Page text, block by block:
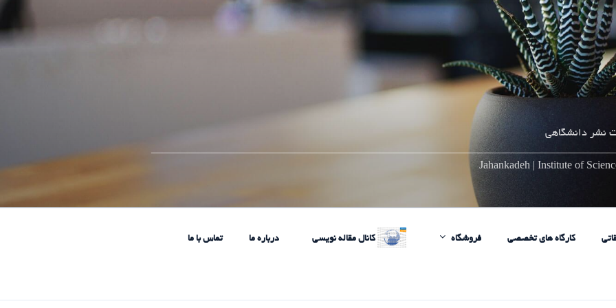
نشر دانشگاهی
Jahankadeh | Institute of
کارگاه های تخصصی فروشگاه کانال مقاله نویسی درباره ما تماس با ما